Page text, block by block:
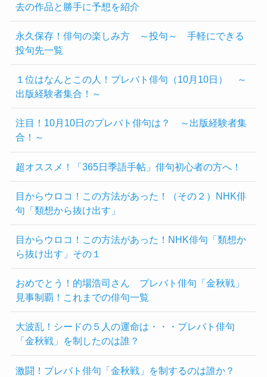
去の作品と勝手に予想を紹介
永久保存！俳句の楽しみ方 ～投句～ 手軽にできる
投句先一覧
１位はなんとこの人！プレバト俳句（10月10日） ～
出版経験者集合！～
注目！10月10日のプレバト俳句は？ ～出版経験者集
合！～
超オススメ！「365日季語手帖」俳句初心者の方へ！
目からウロコ！この方法があった！（その２）NHK俳
句「類想から抜け出す」
目からウロコ！この方法があった！NHK俳句「類想か
ら抜け出す」その１
おめでとう！的場浩司さん プレバト俳句「金秋戦」
見事制覇！これまでの俳句一覧
大波乱！シードの５人の運命は・・・プレバト俳句
「金秋戦」を制したのは誰？
激闘！プレバト俳句「金秋戦」を制するのは誰か？